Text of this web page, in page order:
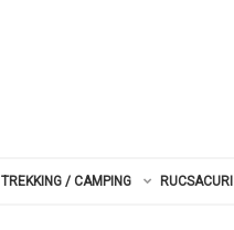
TREKKING / CAMPING RUCSACURI